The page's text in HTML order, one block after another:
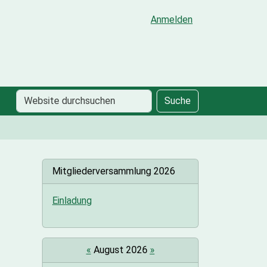
Anmelden
Website
durchsuchen
Suche
Erweiterte
Suche…
Mitgliederversammlung 2026
Einladung
« August 2026 »